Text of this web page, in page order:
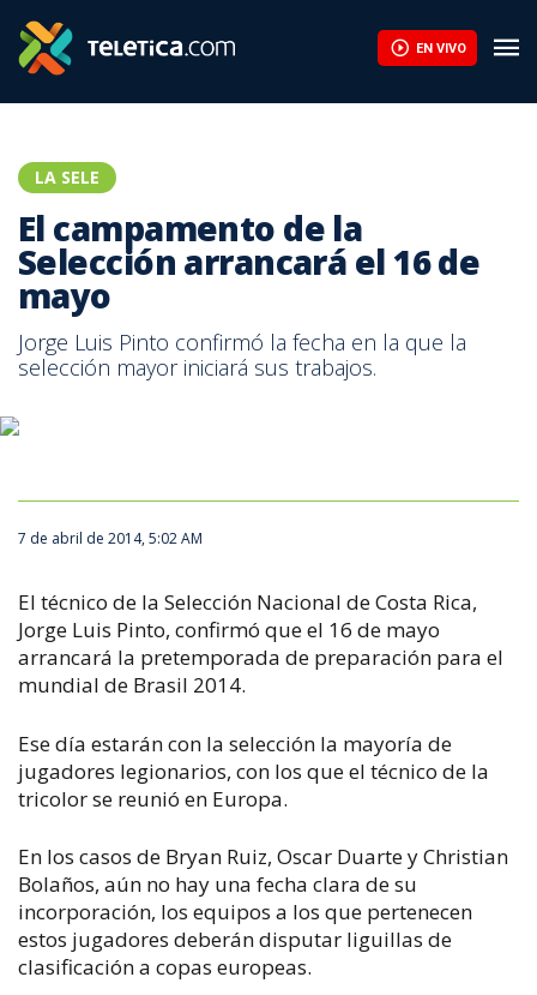
EN VIVO
LA SELE
El campamento de la
Selección arrancará el 16 de
mayo
Jorge Luis Pinto confirmó la fecha en la que la
selección mayor iniciará sus trabajos.
7 de abril de 2014, 5:02 AM
El técnico de la Selección Nacional de Costa Rica,
Jorge Luis Pinto, confirmó que el 16 de mayo
arrancará la pretemporada de preparación para el
mundial de Brasil 2014.
Ese día estarán con la selección la mayoría de
jugadores legionarios, con los que el técnico de la
tricolor se reunió en Europa.
En los casos de Bryan Ruiz, Oscar Duarte y Christian
Bolaños, aún no hay una fecha clara de su
incorporación, los equipos a los que pertenecen
estos jugadores deberán disputar liguillas de
clasificación a copas europeas.